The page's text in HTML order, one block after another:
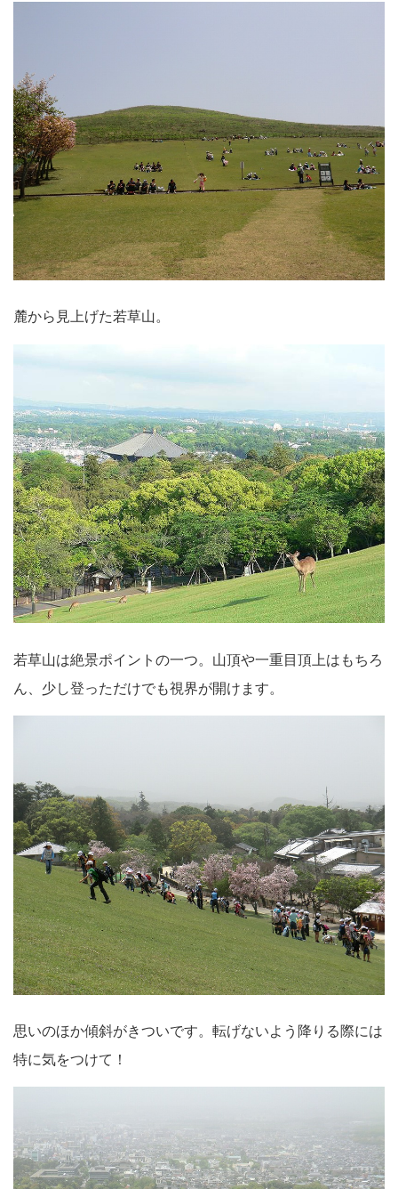
麓から見上げた若草山。
若草山は絶景ポイントの一つ。山頂や一重目頂上はもちろ
ん、少し登っただけでも視界が開けます。
思いのほか傾斜がきついです。転げないよう降りる際には
特に気をつけて！